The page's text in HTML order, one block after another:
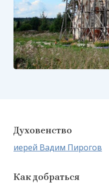
Духовенство
иерей Вадим Пирогов
Как добраться